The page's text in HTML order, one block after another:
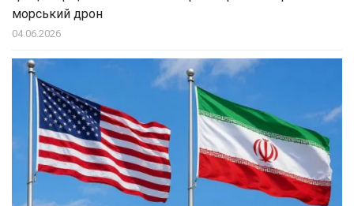
морський дрон
04.06.2026